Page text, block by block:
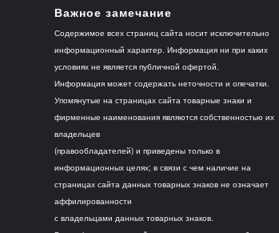
Важное замечание
Содержимое всех страниц сайта носит исключительно
информационный характер. Информация ни при каких
условиях не является публичной офертой.
Информация может содержать неточности и опечатки.
Упомянутые на страницах сайта товарные знаки и
фирменные наименования являются собственностью их
владельцев
(правообладателей) и приведены только в
информационных целях; в связи с чем наличие на
страницах сайта данных товарных знаков не означает
аффилированности
с владельцами данных товарных знаков.